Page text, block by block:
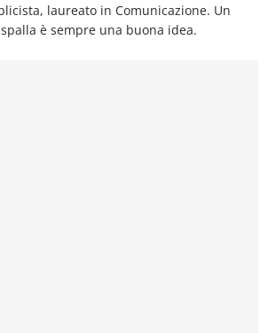
laureato in Comunicazione. Un
è sempre una buona idea.